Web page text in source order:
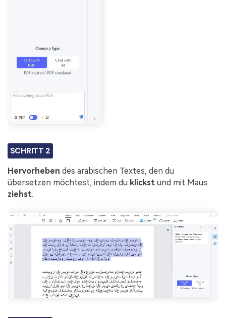
SCHRITT 2
Hervorheben des arabischen Textes, den du
übersetzen möchtest, indem du klickst und mit Maus
ziehst.